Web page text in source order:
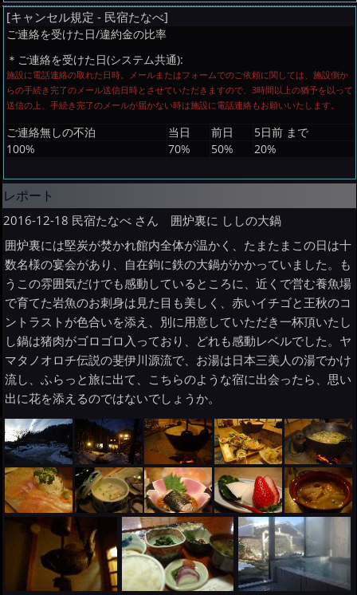
[キャンセル規定 - 民宿たなべ]
ご連絡を受けた日/違約金の比率
＊ご連絡を受けた日(システム共通):
施設に電話連絡の取れた日時。メールまたはフォームでのご依頼に関しては、施設側か
らの手続き完了のメール送信日時とさせていただきますので、3時間以上の猶予を以って
送信の上、手続き完了のメールが届かない時は施設に電話連絡もお願いいたします。
ご連絡無しの不泊 当日 前日
5日前 まで
100%
70% 50% 20%
レポート
2016-12-18 民宿たなべ さん 囲炉裏に ししの大鍋
囲炉裏には堅炭が焚かれ館内全体が温かく、たまたまこの日は十
数名様の宴会があり、自在鉤に鉄の大鍋がかかっていました。も
うこの雰囲気だけでも感動しているところに、近くで営む養魚場
で育てた岩魚のお刺身は見た目も美しく、赤いイチゴと王秋のコ
ントラストが色合いを添え、別に用意していただき一杯頂いたし
し鍋は猪肉がゴロゴロ入っており、どれも感動レベルでした。ヤ
マタノオロチ伝説の斐伊川源流で、お湯は日本三美人の湯でかけ
流し、ふらっと旅に出て、こちらのような宿に出会ったら、思い
出に花を添えるのではないでしょうか。